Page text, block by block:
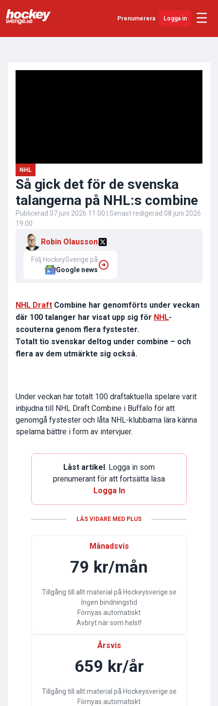
Prenumerera Logga in ☰
NHL
Så gick det för de svenska
talangerna på NHL:s combine
Publicerad 07 juni 2026 11:00 | Senast redigerad 08 juni 2026
19:00
Robin Olausson
Följ HockeySverige på
Google news
NHL Draft Combine har genomförts under veckan
där 100 talanger har visat upp sig för NHL-
scouterna genom flera fystester.
Totalt tio svenskar deltog under combine – och
flera av dem utmärkte sig också.
Under veckan har totalt 100 draftaktuella spelare varit
inbjudna till NHL Draft Combine i Buffalo för att
genomgå fystester och låta NHL-klubbarna lära känna
spelarna bättre i form av intervjuer.
Låst artikel . Logga in som
prenumerant för att fortsätta läsa
Logga In
LÄS VIDARE MED PLUS
Månadsvis
79 kr/mån
Tillgång till allt material på Hockeysverige.se
Ingen bindningstid
Förnyas automatiskt
Avbryt när som helst!
Årsvis
659 kr/år
Tillgång till allt material på Hockeysverige.se
Förnyas automatiskt